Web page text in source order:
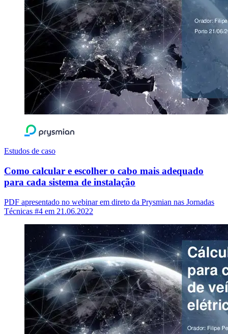
Estudos de caso
Como calcular e escolher o cabo mais adequado
para cada sistema de instalação
PDF apresentado no webinar em direto da Prysmian nas Jornadas
Técnicas #4 em 21.06.2022